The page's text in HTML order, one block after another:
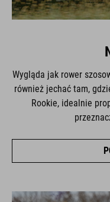
Wygląda jak rower
również jechać tam,
Rookie, idealnie